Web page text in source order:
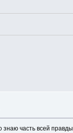
знаю часть всей